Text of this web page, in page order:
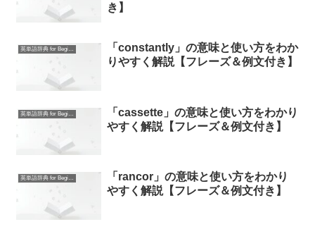
き】
英単語辞典 for Beginners
「constantly」の意味と使い方をわか
りやすく解説【フレーズ＆例文付き】
英単語辞典 for Beginners
「cassette」の意味と使い方をわかり
やすく解説【フレーズ＆例文付き】
英単語辞典 for Beginners
「rancor」の意味と使い方をわかり
やすく解説【フレーズ＆例文付き】